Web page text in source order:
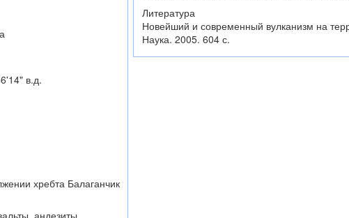
в.д.
хребта Балаганчик
андезиты
Литература
Новейший и современный вулканизм на
Наука. 2005. 604 с.